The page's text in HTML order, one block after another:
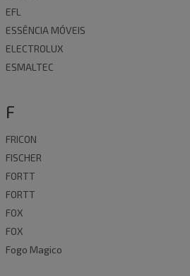
EFL
ESSÊNCIA MÓVEIS
ELECTROLUX
ESMALTEC
F
FRICON
FISCHER
FORTT
FORTT
FOX
FOX
Fogo Magico